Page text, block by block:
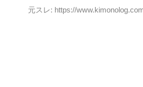
元スレ: https://